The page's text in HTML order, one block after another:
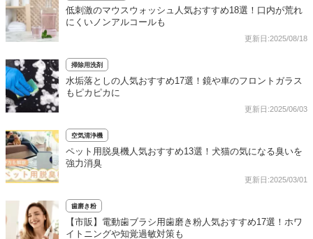
低刺激のマウスウォッシュ人気おすすめ18選！口内が荒れ
にくいノンアルコールも
更新日:2025/08/18
掃除用洗剤
水垢落としの人気おすすめ17選！鏡や車のフロントガラス
もピカピカに
更新日:2025/06/03
空気清浄機
ペット用脱臭機人気おすすめ13選！犬猫の気になる臭いを
強力消臭
更新日:2025/03/01
歯磨き粉
【市販】電動歯ブラシ用歯磨き粉人気おすすめ17選！ホワ
イトニングや知覚過敏対策も